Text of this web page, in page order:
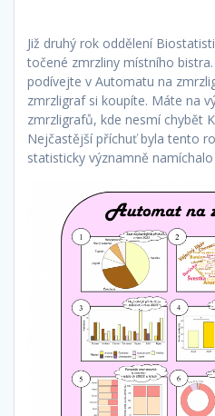
Již druhý rok oddělení
točené zmrzliny místního
podívejte v Automatu na
zmrzligraf si koupíte. Máte na
zmrzligrafů, kde nesmí chybět
Nejčastější příchuť byla tento
statisticky významně